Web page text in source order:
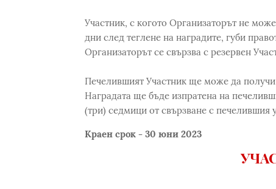
Участник, с когото Организаторът не
дни след теглене на наградите, губи
Организаторът се свързва с резервен
Печелившият Участник ще може да получи
Наградата ще бъде изпратена на
(три) седмици от свързване с печелившия
Краен срок - 30 юни 2023